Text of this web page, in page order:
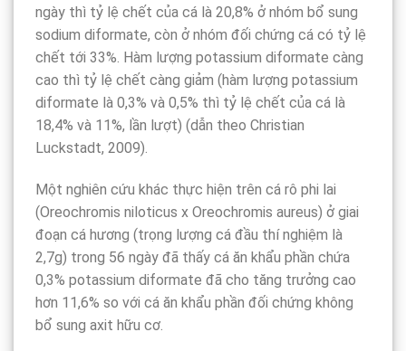
ngày thì tỷ lệ chết của cá là 20,8% ở nhóm bổ sung
sodium diformate, còn ở nhóm đối chứng cá có tỷ lệ
chết tới 33%. Hàm lượng potassium diformate càng
cao thì tỷ lệ chết càng giảm (hàm lượng potassium
diformate là 0,3% và 0,5% thì tỷ lệ chết của cá là
18,4% và 11%, lần lượt) (dẫn theo Christian
Luckstadt, 2009).
Một nghiên cứu khác thực hiện trên cá rô phi lai
(Oreochromis niloticus x Oreochromis aureus) ở giai
đoạn cá hương (trọng lượng cá đầu thí nghiệm là
2,7g) trong 56 ngày đã thấy cá ăn khẩu phần chứa
0,3% potassium diformate đã cho tăng trưởng cao
hơn 11,6% so với cá ăn khẩu phần đối chứng không
bổ sung axit hữu cơ.